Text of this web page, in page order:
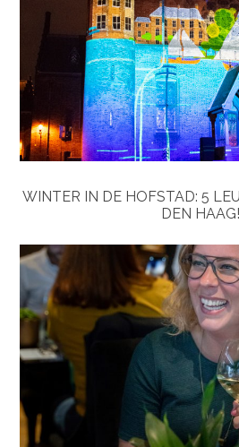
WINTER IN DE HOFSTAD: 5
DEN HAAG!